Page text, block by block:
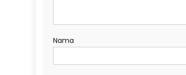
Nama